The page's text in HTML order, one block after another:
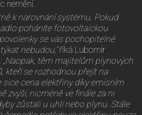
nemění.
k narovnání systému. Pokud
poháníte fotovoltaickou
se vás pochopitelné
nebudou,“říká Lubomír
: „Naopak, těm majitelům plynových
kteří se rozhodnou přejít na
sice cena elektřiny díky emisním
zvýší, nicméně ve finále za ni
zůstali u uhlí nebo plynu. Stále